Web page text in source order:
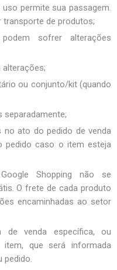
permite sua passagem.
de produtos;
sofrer alterações
alterações;
ou conjunto/kit (quando
separadamente;
no ato do pedido de venda
pedido caso o item esteja
Shopping não se
O frete de cada produto
encaminhadas ao setor
de venda específica, ou
item, que será informada
pedido.